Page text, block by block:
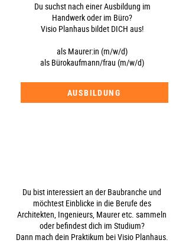
Du suchst nach einer Ausbildung im
Handwerk oder im Büro?
Visio Planhausbildet DICH aus!
als Maurer:in (m/w/d)
als Bürokaufmann/frau (m/w/d)
AUSBILDUNG
Du bist interessiert an der Baubranche und
möchtest Einblicke in die Berufe des
Architekten, Ingenieurs, Maurer etc. sammeln
oder befindest dich im Studium?
Dann mach dein Praktikum bei Visio Planhaus.